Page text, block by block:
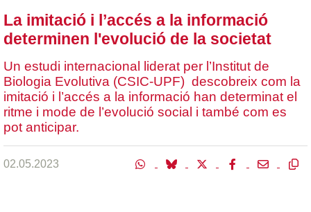
La imitació i l’accés a la informació
determinen l'evolució de la societat
Un estudi internacional liderat per l’Institut de
Biologia Evolutiva (CSIC-UPF) descobreix com la
imitació i l’accés a la informació han determinat el
ritme i mode de l’evolució social i també com es
pot anticipar.
02.05.2023